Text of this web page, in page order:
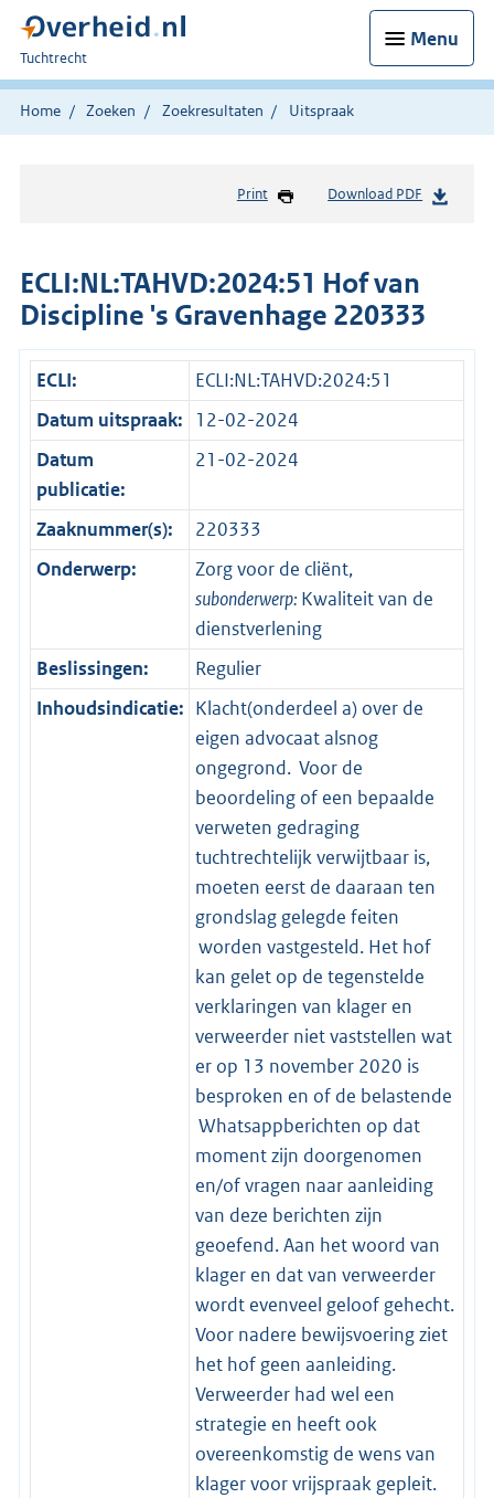
Menu
U
bent
hier:
Tuchtrecht
Home Zoeken Zoekresultaten Uitspraak
Print Download PDF
ECLI:NL:TAHVD:2024:51 Hof van
Discipline 's Gravenhage 220333
ECLI:
ECLI:NL:TAHVD:2024:51
Datum uitspraak:
12-02-2024
Datum
publicatie:
21-02-2024
Zaaknummer(s):
220333
Onderwerp:
Zorg voor de cliënt,
subonderwerp: Kwaliteit van de
dienstverlening
Beslissingen:
Regulier
Inhoudsindicatie: Klacht(onderdeel a) over de
eigen advocaat alsnog
ongegrond. Voor de
beoordeling of een bepaalde
verweten gedraging
tuchtrechtelijk verwijtbaar is,
moeten eerst de daaraan ten
grondslag gelegde feiten
worden vastgesteld. Het hof
kan gelet op de tegenstelde
verklaringen van klager en
verweerder niet vaststellen wat
er op 13 november 2020 is
besproken en of de belastende
Whatsappberichten op dat
moment zijn doorgenomen
en/of vragen naar aanleiding
van deze berichten zijn
geoefend. Aan het woord van
klager en dat van verweerder
wordt evenveel geloof gehecht.
Voor nadere bewijsvoering ziet
het hof geen aanleiding.
Verweerder had wel een
strategie en heeft ook
overeenkomstig de wens van
klager voor vrijspraak gepleit.